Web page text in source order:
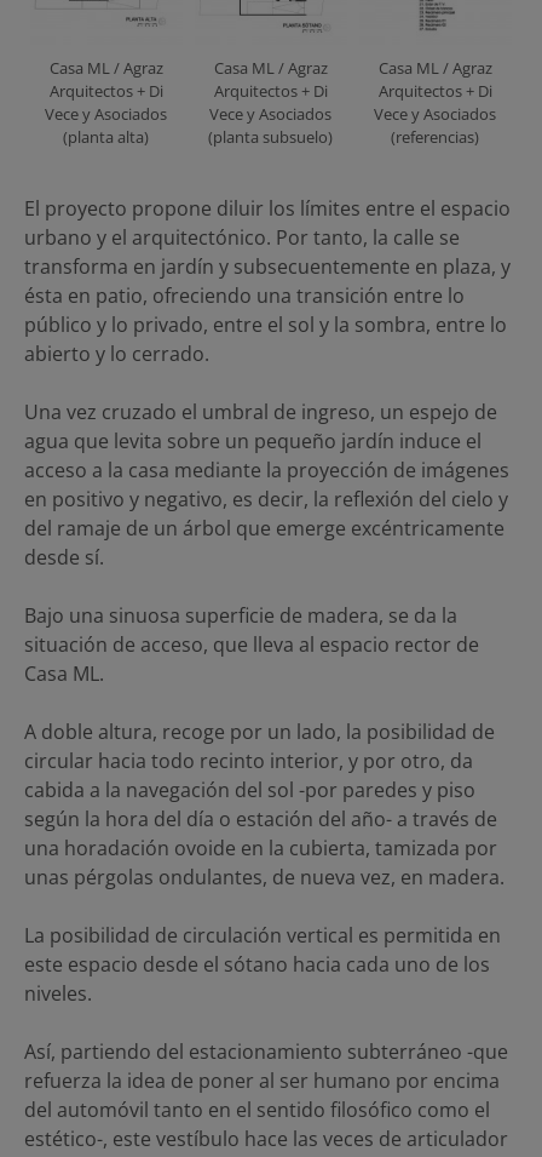
Casa ML / Agraz
Arquitectos + Di
Vece y Asociados
(planta alta)
Casa ML / Agraz
Arquitectos + Di
Vece y Asociados
(planta subsuelo)
Casa ML / Agraz
Arquitectos + Di
Vece y Asociados
(referencias)
El proyecto propone diluir los límites entre el espacio
urbano y el arquitectónico. Por tanto, la calle se
transforma en jardín y subsecuentemente en plaza, y
ésta en patio, ofreciendo una transición entre lo
público y lo privado, entre el sol y la sombra, entre lo
abierto y lo cerrado.
Una vez cruzado el umbral de ingreso, un espejo de
agua que levita sobre un pequeño jardín induce el
acceso a la casa mediante la proyección de imágenes
en positivo y negativo, es decir, la reflexión del cielo y
del ramaje de un árbol que emerge excéntricamente
desde sí.
Bajo una sinuosa superficie de madera, se da la
situación de acceso, que lleva al espacio rector de
Casa ML.
A doble altura, recoge por un lado, la posibilidad de
circular hacia todo recinto interior, y por otro, da
cabida a la navegación del sol -por paredes y piso
según la hora del día o estación del año- a través de
una horadación ovoide en la cubierta, tamizada por
unas pérgolas ondulantes, de nueva vez, en madera.
La posibilidad de circulación vertical es permitida en
este espacio desde el sótano hacia cada uno de los
niveles.
Así, partiendo del estacionamiento subterráneo -que
refuerza la idea de poner al ser humano por encima
del automóvil tanto en el sentido filosófico como el
estético-, este vestíbulo hace las veces de articulador